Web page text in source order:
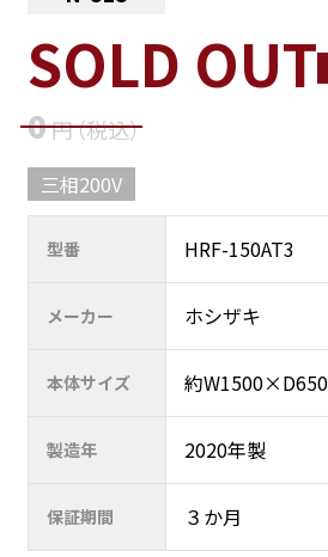
SOLD OUT
0円（税込）
三相200V
型番 HRF-150AT3
メーカー ホシザキ
本体サイズ 約
製造年 2020年製
保証期間 ３か月